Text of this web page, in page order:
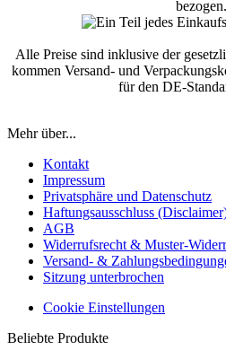
Alle Preise sind inklusive der
kommen Versand- und
für den DE-
Mehr über...
Kontakt
Impressum
Privatsphäre und Datenschutz
Haftungsausschluss
AGB
Widerrufsrecht & Muster-
Versand- &
Sitzung unterbrochen
Cookie Einstellungen
Beliebte Produkte